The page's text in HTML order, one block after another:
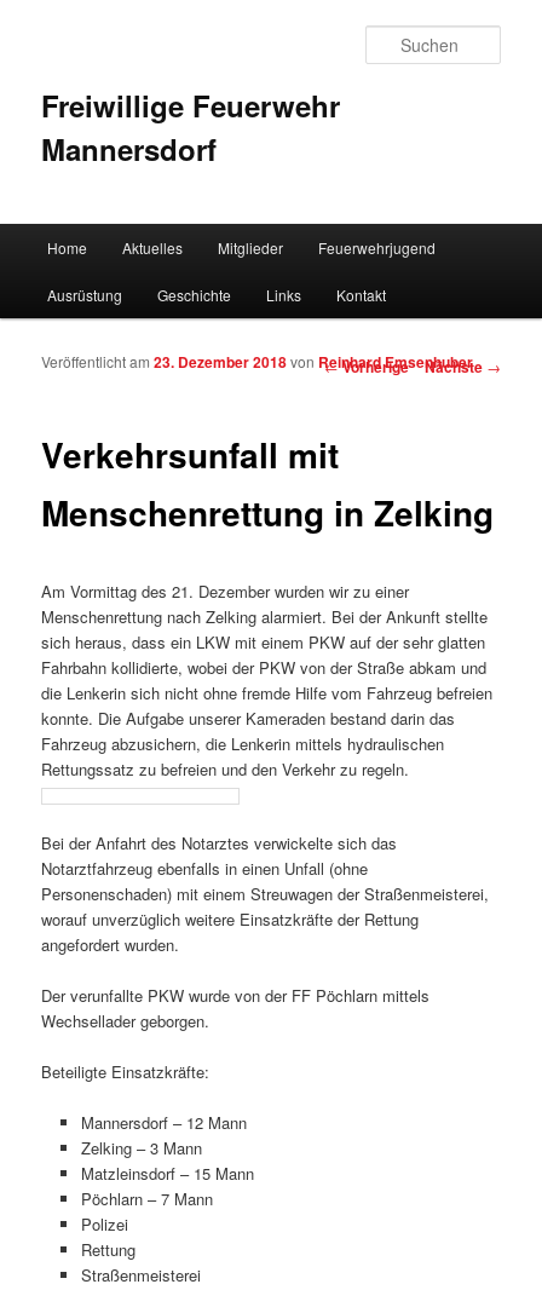
Freiwillige Feuerwehr
Mannersdorf
Zum Inhalt wechseln
Zum sekundären Inhalt wechseln
Home Aktuelles Mitglieder Feuerwehrjugend
Ausrüstung Geschichte Links Kontakt
Artikelnavigation
←Vorherige Nächste →
Verkehrsunfall mit
Menschenrettung in Zelking
Veröffentlicht am23. Dezember 2018von Reinhard Emsenhuber
Am Vormittag des 21. Dezember wurden wir zu einer
Menschenrettung nach Zelking alarmiert. Bei der Ankunft stellte
sich heraus, dass ein LKW mit einem PKW auf der sehr glatten
Fahrbahn kollidierte, wobei der PKW von der Straße abkam und
die Lenkerin sich nicht ohne fremde Hilfe vom Fahrzeug befreien
konnte. Die Aufgabe unserer Kameraden bestand darin das
Fahrzeug abzusichern, die Lenkerin mittels hydraulischen
Rettungssatz zu befreien und den Verkehr zu regeln.
Bei der Anfahrt des Notarztes verwickelte sich das
Notarztfahrzeug ebenfalls in einen Unfall (ohne
Personenschaden) mit einem Streuwagen der Straßenmeisterei,
worauf unverzüglich weitere Einsatzkräfte der Rettung
angefordert wurden.
Der verunfallte PKW wurde von der FF Pöchlarn mittels
Wechsellader geborgen.
Beteiligte Einsatzkräfte:
Mannersdorf – 12 Mann
Zelking – 3 Mann
Matzleinsdorf – 15 Mann
Pöchlarn – 7 Mann
Polizei
Rettung
Straßenmeisterei